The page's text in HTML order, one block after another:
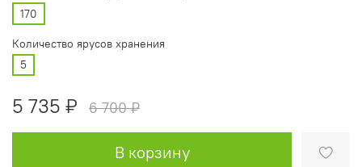
170
Количество ярусов хранения
5
5 735 ₽ 6 700 ₽
В корзину